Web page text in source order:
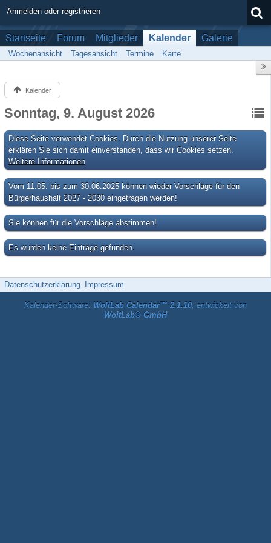
Anmelden oder registrieren
Startseite Forum Mitglieder Kalender Galerie
Wochenansicht Tagesansicht Termine Karte
Kalender
Sonntag, 9. August 2026
Diese Seite verwendet Cookies. Durch die Nutzung unserer Seite
erklären Sie sich damit einverstanden, dass wir Cookies setzen.
Weitere Informationen
Vom 11.05. bis zum 30.06.2025 können wieder Vorschläge für den
Bürgerhaushalt 2027 - 2030 eingetragen werden!
Sie können für die Vorschläge abstimmen!
Es wurden keine Einträge gefunden.
Datenschutzerklärung Impressum
Kalender-Software: WoltLab Calendar™ 2.1.10, entwickelt von
WoltLab® GmbH